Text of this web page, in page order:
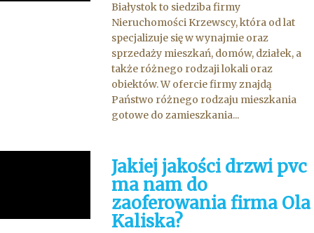
Białystok to siedziba firmy
Nieruchomości Krzewscy, która od lat
specjalizuje się w wynajmie oraz
sprzedaży mieszkań, domów, działek, a
także różnego rodzaji lokali oraz
obiektów. W ofercie firmy znajdą
Państwo różnego rodzaju mieszkania
gotowe do zamieszkania...
Jakiej jakości drzwi pvc
ma nam do
zaoferowania firma Ola
Kaliska?